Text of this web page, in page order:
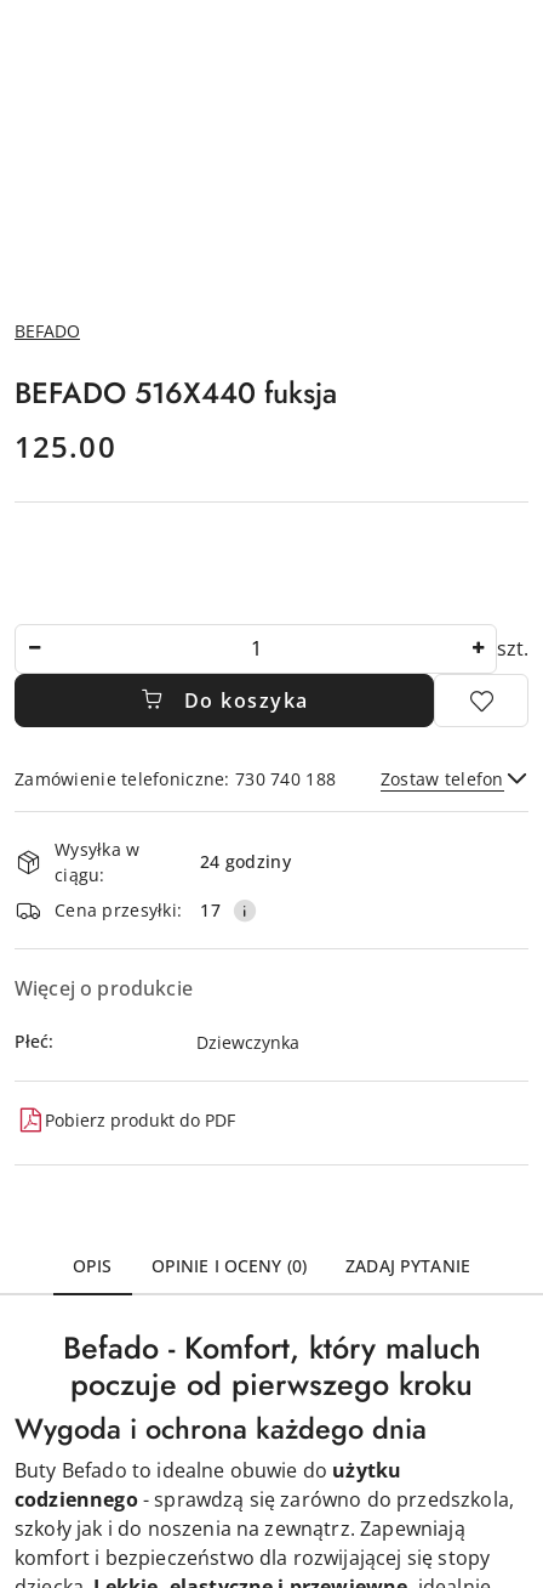
NAZWA
PRODUCENTA:
BEFADO
BEFADO 516X440 fuksja
cena:
125.00
szt.
Do koszyka
Zamówienie telefoniczne: 730 740 188 Zostaw telefon
Dostępność
i
dostawa
Wysyłka w
ciągu:
24 godziny
Cena przesyłki: 17
Więcej o produkcie
Płeć: Dziewczynka
Pobierz produkt do PDF
OPIS OPINIE I OCENY (0) ZADAJ PYTANIE
Befado - Komfort, który maluch
poczuje od pierwszego kroku
Wygoda i ochrona każdego dnia
Buty Befado to idealne obuwie do użytku
codziennego- sprawdzą się zarówno do przedszkola,
szkoły jak i do noszenia na zewnątrz. Zapewniają
komfort i bezpieczeństwo dla rozwijającej się stopy